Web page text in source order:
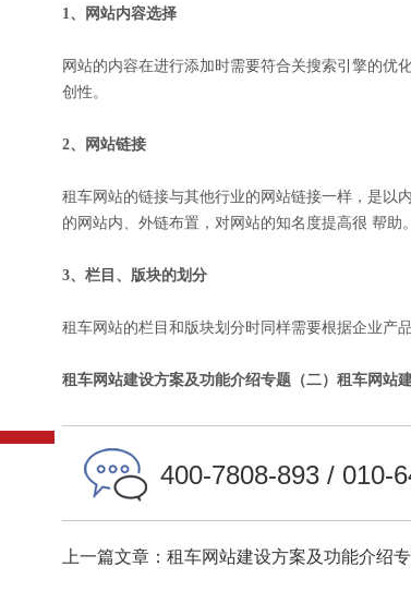
1、网站内容选择
网站的内容在进行添加时需要符合关搜索引擎的优
创性。
2、网站链接
租车网站的链接与其他行业的网站链接一样，是以
的网站内、外链布置，对网站的知名度提高很 帮助。
3、栏目、版块的划分
租车网站的栏目和版块划分时同样需要根据企业产
租车网站建设方案及功能介绍专题（二）租车网站
400-7808-893 / 010-
上一篇文章：租车网站建设方案及功能介绍